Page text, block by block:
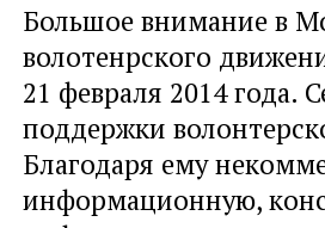
Большое внимание в
волотенрского
21 февраля 2014 года.
поддержки
Благодаря ему
информационную,